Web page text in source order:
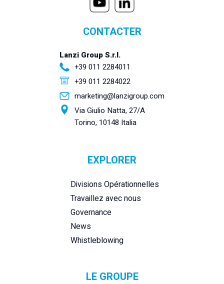
CONTACTER
Lanzi Group S.r.l.
+39 011 2284011
+39 011 2284022
marketing@lanzigroup.com
Via Giulio Natta, 27/A
Torino, 10148 Italia
EXPLORER
Divisions Opérationnelles
Travaillez avec nous
Governance
News
Whistleblowing
LE GROUPE